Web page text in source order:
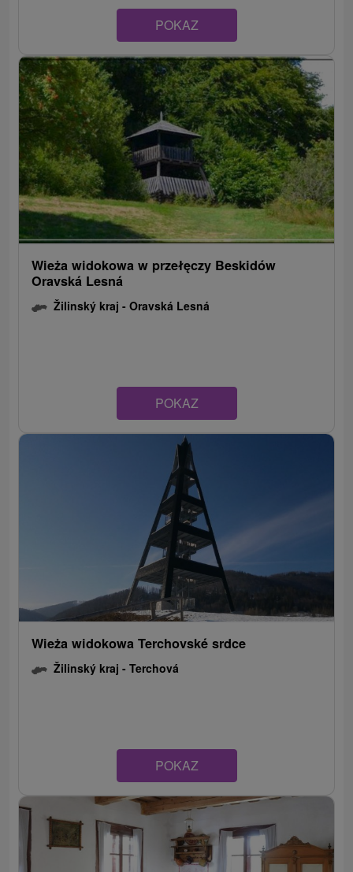
POKAZ
Wieża widokowa w przełęczy Beskidów
Oravská Lesná
Žilinský kraj -Oravská Lesná
POKAZ
Wieża widokowa Terchovské srdce
Žilinský kraj -Terchová
POKAZ